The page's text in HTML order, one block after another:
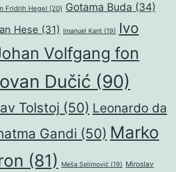
Fridrih Hegel (20) Gotama Buda (34)
Hese (31) Imanuel Kant (19)
Ivo
Volfgang fon
Dučić (90)
Tolstoj (50) Leonardo da
Gandi (50) Marko
(81) Meša Selimović (19) Miroslav